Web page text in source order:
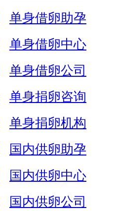
单身借卵助孕
单身借卵中心
单身借卵公司
单身捐卵咨询
单身捐卵机构
国内供卵助孕
国内供卵中心
国内供卵公司